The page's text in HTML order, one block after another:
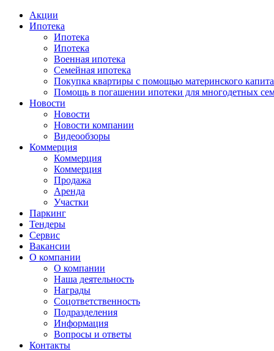
Акции
Ипотека
Ипотека
Ипотека
Военная ипотека
Семейная ипотека
Покупка квартиры с помощью материнского
Помощь в погашении ипотеки для многодетных
Новости
Новости
Новости компании
Видеообзоры
Коммерция
Коммерция
Коммерция
Продажа
Аренда
Участки
Паркинг
Тендеры
Сервис
Вакансии
О компании
О компании
Наша деятельность
Награды
Соцответственность
Подразделения
Информация
Вопросы и ответы
Контакты